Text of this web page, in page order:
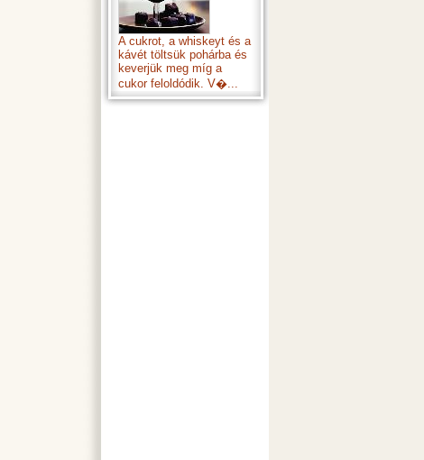
A cukrot, a whiskeyt és a
kávét töltsük pohárba és
keverjük meg míg a
cukor feloldódik. V�...